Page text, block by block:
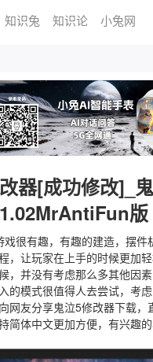
知识兔 知识论 小兔网
器[成功修改]_
版
戏很有趣，有趣的建造，摆件
，让玩家在上手的时候更加
，并没有考虑那么多其他因
的模式很值得人去尝试，考
网友分享鬼泣5修改器下载，
简体中文更加方便，有兴趣